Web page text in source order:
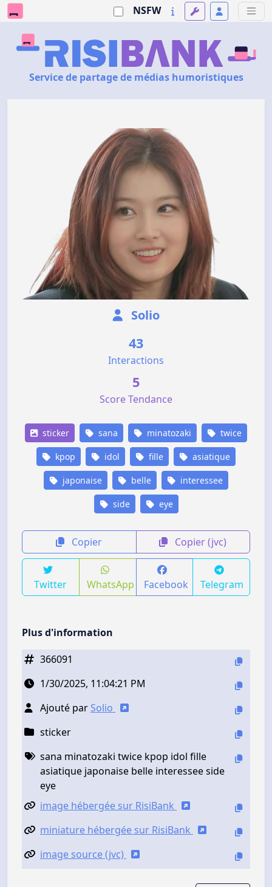
NSFW
Service de partage de médias humoristiques
Solio
43
Interactions
5
Score Tendance
sticker sana minatozaki twice
kpop idol fille asiatique
japonaise belle interessee
side eye
Copier Copier (jvc)
Twitter WhatsApp Facebook Telegram
Plus d'information
366091
1/30/2025, 11:04:21 PM
Ajouté par Solio
sticker
sana minatozaki twice kpop idol fille
asiatique japonaise belle interessee side
eye
image hébergée sur RisiBank
miniature hébergée sur RisiBank
image source (jvc)